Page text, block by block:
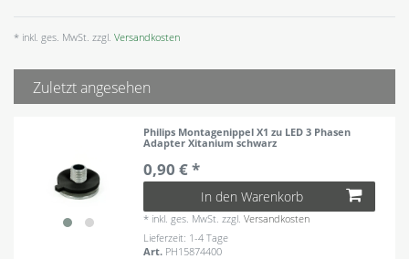
* inkl. ges. MwSt. zzgl. Versandkosten
Zuletzt angesehen
Philips Montagenippel X1 zu LED 3 Phasen
Adapter Xitanium schwarz
0,90 € *
In den Warenkorb
* inkl. ges. MwSt. zzgl.Versandkosten
Lieferzeit: 1-4 Tage
Art. PH15874400